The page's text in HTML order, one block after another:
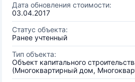
Дата обновления стоимости:
03.04.2017
Статус объекта:
Ранее учтенный
Тип объекта:
Объект капитального
(Многоквартирный дом,